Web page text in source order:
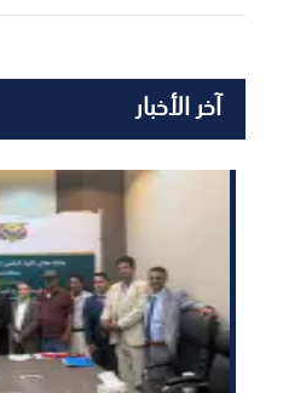
آخر الأخبار